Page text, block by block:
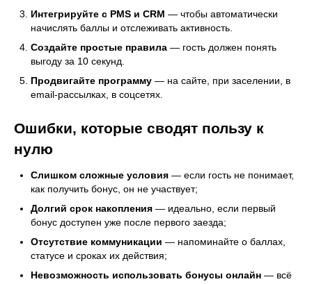
Интегрируйте с PMS и CRM — чтобы автоматически
начислять баллы и отслеживать активность.
Создайте простые правила — гость должен понять
выгоду за 10 секунд.
Продвигайте программу — на сайте, при заселении, в
email-рассылках, в соцсетях.
Ошибки, которые сводят пользу к
нулю
Слишком сложные условия — если гость не понимает,
как получить бонус, он не участвует;
Долгий срок накопления — идеально, если первый
бонус доступен уже после первого заезда;
Отсутствие коммуникации — напоминайте о баллах,
статусе и сроках их действия;
Невозможность использовать бонусы онлайн — всё